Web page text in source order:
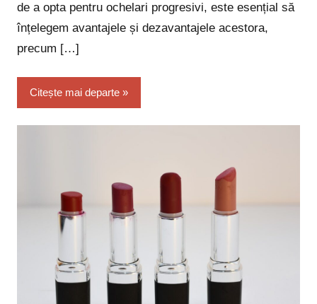
de a opta pentru ochelari progresivi, este esențial să
înțelegem avantajele și dezavantajele acestora,
precum […]
Citește mai departe